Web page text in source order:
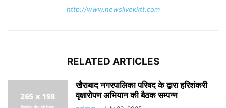
http://www.newslivekktt.com
RELATED ARTICLES
खैराबाद नगरपालिका परिषद के द्वारा हरिशंकरी
वृक्षारोपण अभियान की बैठक सम्पन्न